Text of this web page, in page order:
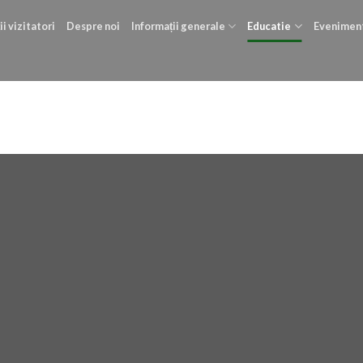
vizitatori Despre noi Informații generale Educatie